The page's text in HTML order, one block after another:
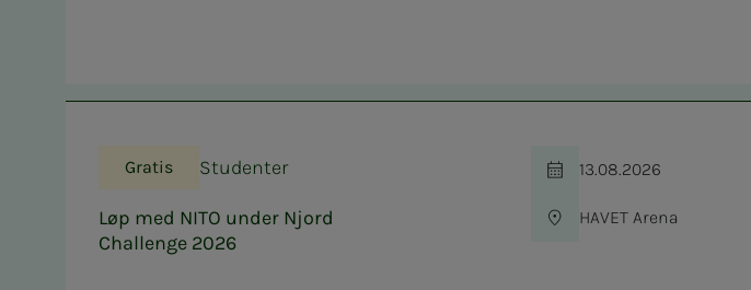
Gratis Studenter
Løp med NITO under Njord
Challenge 2026
Tid
13.08.2026
Sted
HAVET Arena